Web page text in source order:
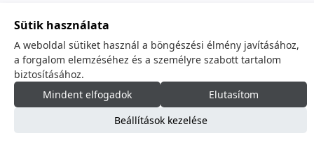
Weboldal
© 2026minden jog fenntartva.
Sütik használata
A weboldal sütiket használ a böngészési élmény javításához,
a forgalom elemzéséhez és a személyre szabott tartalom
biztosításához.
Mindent elfogadok
Elutasítom
Beállítások kezelése